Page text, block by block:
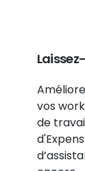
vos
de